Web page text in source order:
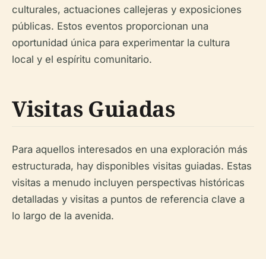
culturales, actuaciones callejeras y exposiciones
públicas. Estos eventos proporcionan una
oportunidad única para experimentar la cultura
local y el espíritu comunitario.
Visitas Guiadas
Para aquellos interesados en una exploración más
estructurada, hay disponibles visitas guiadas. Estas
visitas a menudo incluyen perspectivas históricas
detalladas y visitas a puntos de referencia clave a
lo largo de la avenida.